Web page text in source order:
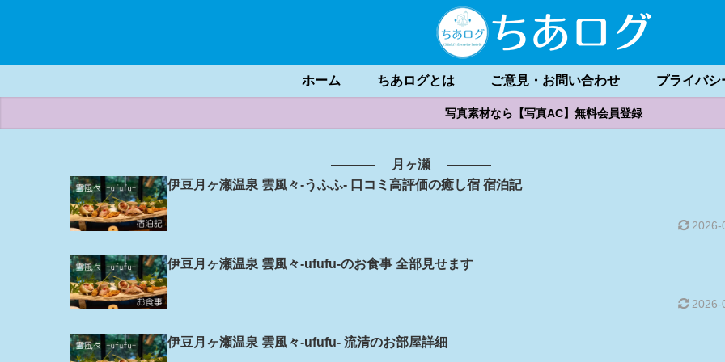
ホーム ちあログとは ご意見・お問い合わせ プライバシ
写真素材なら【写真AC】無料会員登録
月ヶ瀬
伊豆月ヶ瀬温泉 雲風々-うふふ- 口コミ高評価の癒し宿 宿泊記
2026-
伊豆月ヶ瀬温泉 雲風々-ufufu-のお食事 全部見せます
2026-
伊豆月ヶ瀬温泉 雲風々-ufufu- 流清のお部屋詳細